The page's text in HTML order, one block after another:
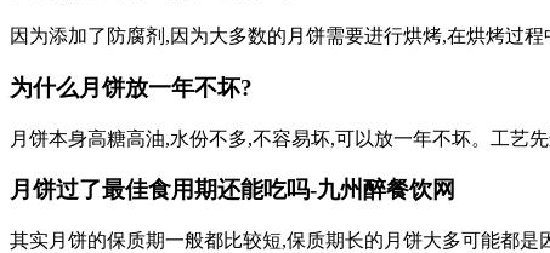
因为添加了防腐剂,因为大多数的月饼需要进行烘烤,在烘烤过
为什么月饼放一年不坏?
月饼本身高糖高油,水份不多,不容易坏,可以放一年不坏。工艺
月饼过了最佳食用期还能吃吗-九州醉餐饮网
其实月饼的保质期一般都比较短,保质期长的月饼大多可能都